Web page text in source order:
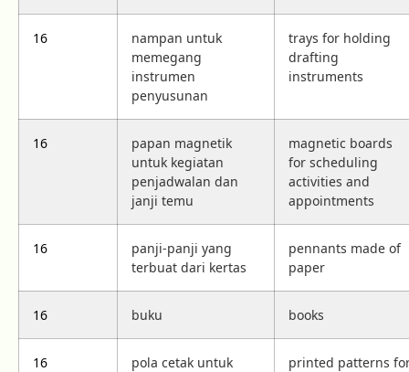
16
nampan untuk
memegang
instrumen
penyusunan
trays for holding
drafting
instruments
16
papan magnetik
untuk kegiatan
penjadwalan dan
janji temu
magnetic boards
for scheduling
activities and
appointments
16
panji-panji yang
terbuat dari kertas
pennants made of
paper
16 buku books
16
pola cetak untuk
printed patterns